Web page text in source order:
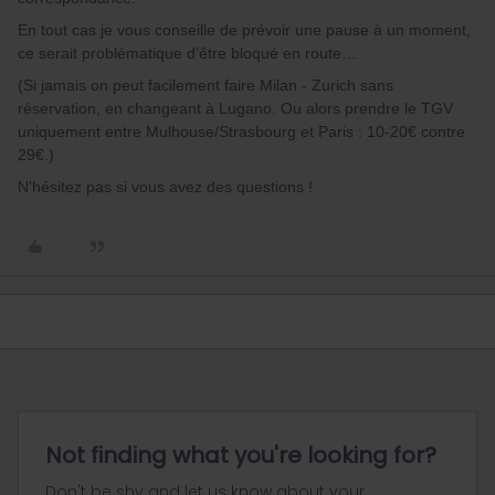
En tout cas je vous conseille de prévoir une pause à un moment,
ce serait problématique d’être bloqué en route…
(Si jamais on peut facilement faire Milan - Zurich sans
réservation, en changeant à Lugano. Ou alors prendre le TGV
uniquement entre Mulhouse/Strasbourg et Paris : 10-20€ contre
29€.)
N’hésitez pas si vous avez des questions !
Not finding what you're looking for?